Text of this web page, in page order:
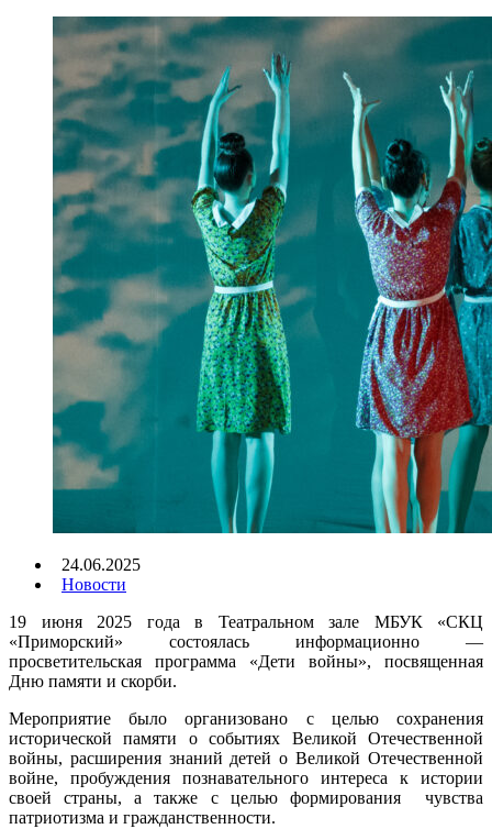
24.06.2025
Новости
19 июня 2025 года в Театральном зале МБУК «СКЦ
«Приморский» состоялась информационно —
просветительская программа «Дети войны», посвященная
Дню памяти и скорби.
Мероприятие было организовано с целью сохранения
исторической памяти о событиях Великой Отечественной
войны, расширения знаний детей о Великой Отечественной
войне, пробуждения познавательного интереса к истории
своей страны, а также с целью формирования чувства
патриотизма и гражданственности.